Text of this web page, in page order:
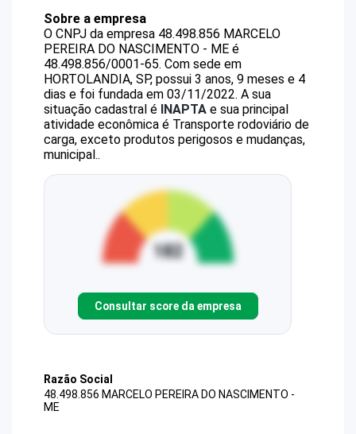
Sobre a empresa
O CNPJ da empresa 48.498.856 MARCELO
PEREIRA DO NASCIMENTO - ME é
48.498.856/0001-65. Com sede em
HORTOLANDIA, SP, possui 3 anos, 9 meses e 4
dias e foi fundada em 03/11/2022. A sua
situação cadastral é INAPTA e sua principal
atividade econômica é Transporte rodoviário de
carga, exceto produtos perigosos e mudanças,
municipal..
Consultar score da empresa
Razão Social
48.498.856 MARCELO PEREIRA DO NASCIMENTO -
ME